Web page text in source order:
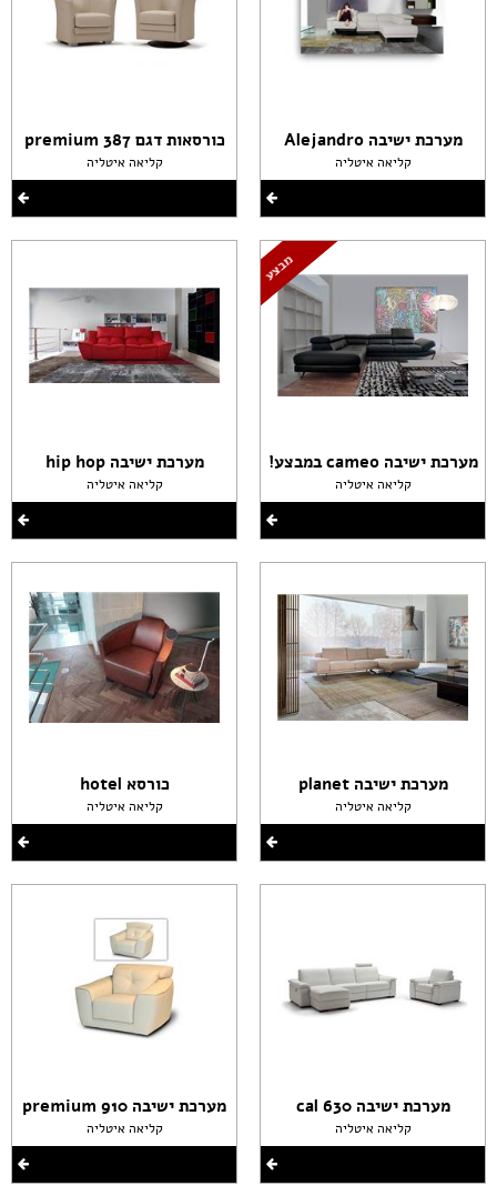
מערכת ישיבה Alejandro
קליאה איטליה
מערכת ישיבה cameo במבצע!
קליאה איטליה
מערכת ישיבה planet
קליאה איטליה
מערכת ישיבה cal 630
קליאה איטליה
כורסאות דגם premium 387
קליאה איטליה
מערכת ישיבה hip hop
קליאה איטליה
כורסא hotel
קליאה איטליה
מערכת ישיבה premium 910
קליאה איטליה